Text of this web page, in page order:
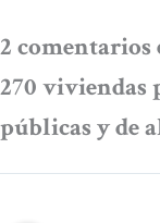
2 comentarios
270 viviendas
públicas y de